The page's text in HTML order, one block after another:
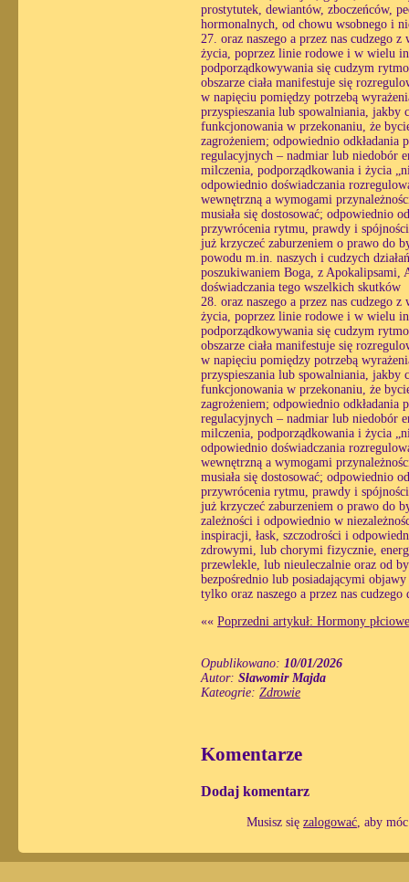
prostytutek, dewiantów, zboczeńców,
hormonalnych, od chowu wsobnego i
27. oraz naszego a przez nas cudzego
życia, poprzez linie rodowe i w wielu
podporządkowywania się cudzym
obszarze ciała manifestuje się
w napięciu pomiędzy potrzebą
przyspieszania lub spowalniania, jakby
funkcjonowania w przekonaniu, że
zagrożeniem; odpowiednio odkładania
regulacyjnych – nadmiar lub niedobór
milczenia, podporządkowania i życia
odpowiednio doświadczania
wewnętrzną a wymogami
musiała się dostosować; odpowiednio
przywrócenia rytmu, prawdy i
już krzyczeć zaburzeniem o prawo do
powodu m.in. naszych i cudzych
poszukiwaniem Boga, z Apokalipsami,
doświadczania tego wszelkich skutków
28. oraz naszego a przez nas cudzego
życia, poprzez linie rodowe i w wielu
podporządkowywania się cudzym
obszarze ciała manifestuje się
w napięciu pomiędzy potrzebą
przyspieszania lub spowalniania, jakby
funkcjonowania w przekonaniu, że
zagrożeniem; odpowiednio odkładania
regulacyjnych – nadmiar lub niedobór
milczenia, podporządkowania i życia
odpowiednio doświadczania
wewnętrzną a wymogami
musiała się dostosować; odpowiednio
przywrócenia rytmu, prawdy i
już krzyczeć zaburzeniem o prawo do
zależności i odpowiednio w
inspiracji, łask, szczodrości i
zdrowymi, lub chorymi fizycznie,
przewlekle, lub nieuleczalnie oraz od
bezpośrednio lub posiadającymi
tylko oraz naszego a przez nas
«« Poprzedni artykuł: Hormony
Opublikowano: 10/01/2026
Autor: Sławomir Majda
Kateogrie: Zdrowie
Komentarze
Dodaj komentarz
Musisz się zalogować, aby